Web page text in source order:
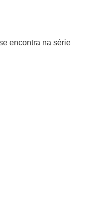
encontra na série